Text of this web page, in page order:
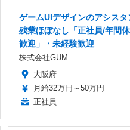
ゲームUIデザインのアシスタ
残業ほぼなし「正社員/年間
歓迎」・未経験歓迎
株式会社GUM
大阪府
月給32万円～50万円
正社員